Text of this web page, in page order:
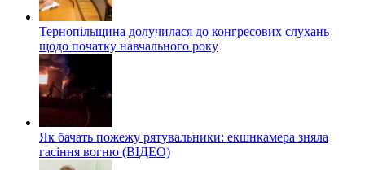
Тернопільщина долучилася до конгресових слухань
щодо початку навчального року
Як бачать пожежу рятувальники: екшнкамера зняла
гасіння вогню (ВІДЕО)